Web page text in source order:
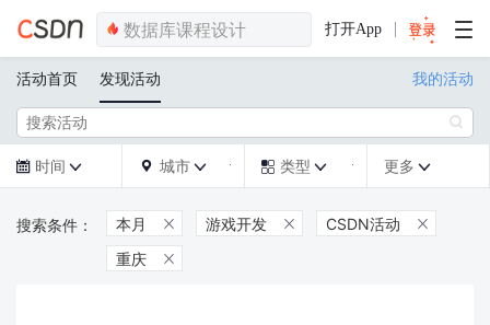
打开App
活动首页 发现活动 我的活动

 时间   城市   类型  更多 
本月  游戏开发  CSDN活动 
重庆 